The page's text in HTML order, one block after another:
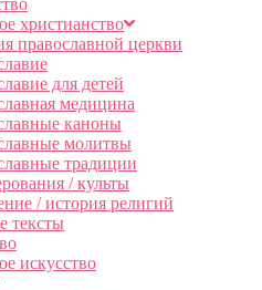
христианство
православной церкви
для детей
медицина
каноны
молитвы
традиции
/ культы
/ история религий
тексты
искусство